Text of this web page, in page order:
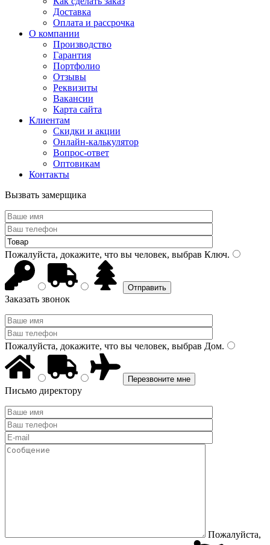
Доставка
Оплата и рассрочка
О компании
Производство
Гарантия
Портфолио
Отзывы
Реквизиты
Вакансии
Карта сайта
Клиентам
Скидки и акции
Онлайн-калькулятор
Вопрос-ответ
Оптовикам
Контакты
Вызвать замерщика
Пожалуйста, докажите, что вы человек, выбрав Ключ.
Заказать звонок
Пожалуйста, докажите, что вы человек, выбрав Дом.
Письмо директору
Пожалуйста,